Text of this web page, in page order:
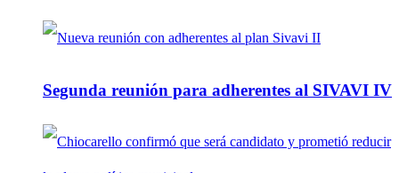
Segunda reunión para adherentes al SIVAVI IV